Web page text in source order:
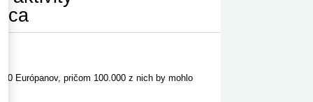
2. 8.
8. 2026
8. 2026
Európanov, pričom 100.000 z nich by mohlo